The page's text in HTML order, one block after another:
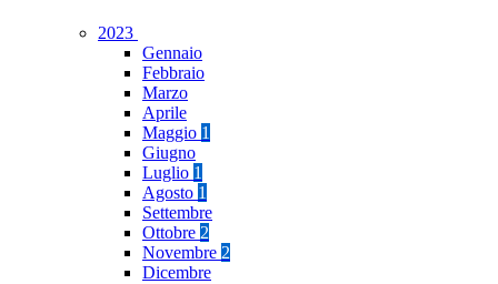
2023
Gennaio
Febbraio
Marzo
Aprile
Maggio 1
Giugno
Luglio 1
Agosto 1
Settembre
Ottobre 2
Novembre 2
Dicembre